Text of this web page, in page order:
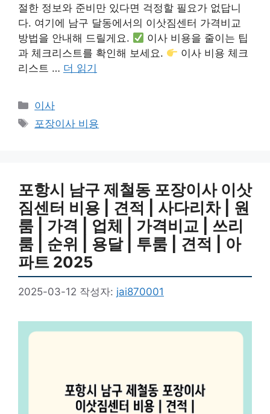
절한 정보와 준비만 있다면 걱정할 필요가 없답니
다. 여기에 남구 달동에서의 이삿짐센터 가격비교
방법을 안내해 드릴게요.
이사 비용을 줄이는 팁
과 체크리스트를 확인해 보세요.
이사 비용 체크
리스트 … 더 읽기
카
테
이사
태
포장이사 비용
포항시 남구 제철동 포장이사 이삿
짐센터 비용 | 견적 | 사다리차 | 원
룸 | 가격 | 업체 | 가격비교 | 쓰리
룸 | 순위 | 용달 | 투룸 | 견적 | 아
파트 2025
2025-03-12 작성자: jai870001